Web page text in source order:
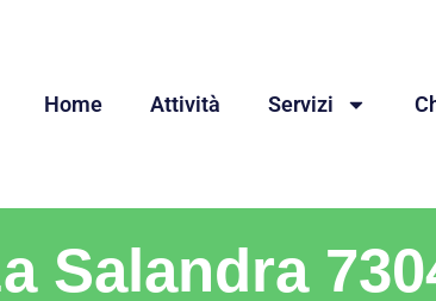
Home Attività Servizi
Salandra